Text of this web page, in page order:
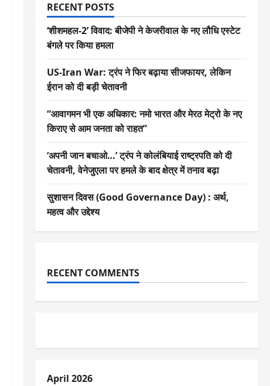
RECENT POSTS
‘शीशमहल-2’ विवाद: बीजेपी ने केजरीवाल के नए लौधि एस्टेट
बंगले पर किया हमला
US-Iran War: ट्रंप ने फिर बढ़ाया सीजफायर, लेकिन
ईरान को दी बड़ी चेतावनी
“आवागमन भी एक अधिकार: नमो भारत और मेरठ मेट्रो के नए
किराए से आम जनता को राहत”
‘अपनी जान बचाओ…’ ट्रंप ने कोलंबियाई राष्ट्रपति को दी
चेतावनी, वेनेजुएला पर हमले के बाद क्षेत्र में तनाव बढ़ा
सुशासन दिवस (Good Governance Day) : अर्थ,
महत्व और उद्देश्य
RECENT COMMENTS
April 2026